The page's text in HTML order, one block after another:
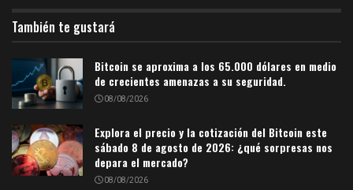
También te gustará
Bitcoin se aproxima a los 65.000 dólares en medio
de crecientes amenazas a su seguridad.
08/08/2026
Explora el precio y la cotización del Bitcoin este
sábado 8 de agosto de 2026: ¿qué sorpresas nos
depara el mercado?
08/08/2026